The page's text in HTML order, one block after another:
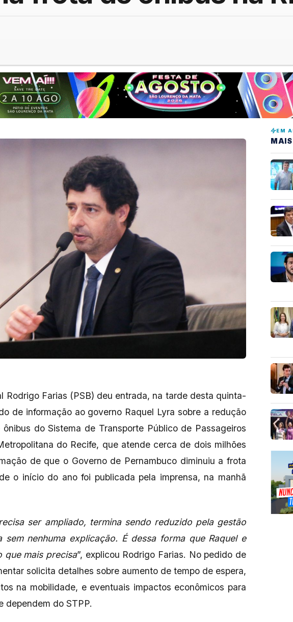
Rodrigo Farias (PSB) deu entrada, na tarde desta quinta-
de informação ao governo Raquel Lyra sobre a redução
do Sistema de Transporte Público de Passageiros
do Recife, que atende cerca de dois milhões
de que o Governo de Pernambuco diminuiu a frota
o início do ano foi publicada pela imprensa, na manhã
ser ampliado, termina sendo reduzido pela gestão
sem nenhuma explicação. É dessa forma que Raquel e
que mais precisa”, explicou Rodrigo Farias. No pedido de
solicita detalhes sobre aumento de tempo de espera,
na mobilidade, e eventuais impactos econômicos para
dependem do STPP.
EM